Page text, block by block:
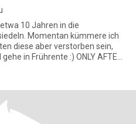
10 Jahren in die
diese aber verstorben sein,
:) ONLY AFTER